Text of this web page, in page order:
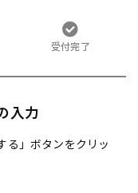
受付完了
入力
る」ボタンをクリッ